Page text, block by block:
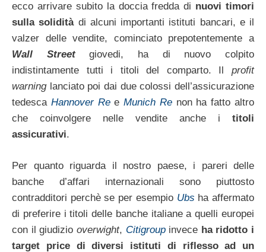
ecco arrivare subito la doccia fredda di nuovi timori
sulla soliditàdi alcuni importanti istituti bancari, e il
valzer delle vendite, cominciato prepotentemente a
Wall Streetgiovedi, ha di nuovo colpito
indistintamente tutti i titoli del comparto. Il profit
warninglanciato poi dai due colossi dell’assicurazione
tedesca Hannover ReeMunich Renon ha fatto altro
che coinvolgere nelle vendite anche i titoli
assicurativi.
Per quanto riguarda il nostro paese, i pareri delle
banche d’affari internazionali sono piuttosto
contradditori perchè se per esempio Ubs ha affermato
di preferire i titoli delle banche italiane a quelli europei
con il giudizio overwight, Citigroupinvece ha ridotto i
target price di diversi istituti di riflesso ad un